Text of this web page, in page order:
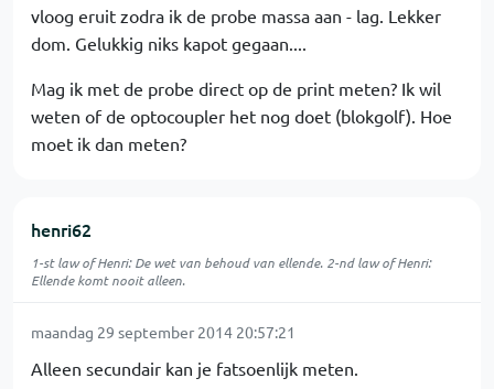
vloog eruit zodra ik de probe massa aan - lag. Lekker
dom. Gelukkig niks kapot gegaan....
Mag ik met de probe direct op de print meten? Ik wil
weten of de optocoupler het nog doet (blokgolf). Hoe
moet ik dan meten?
henri62
1-st law of Henri: De wet van behoud van ellende. 2-nd law of Henri:
Ellende komt nooit alleen.
maandag 29 september 2014 20:57:21
Alleen secundair kan je fatsoenlijk meten.